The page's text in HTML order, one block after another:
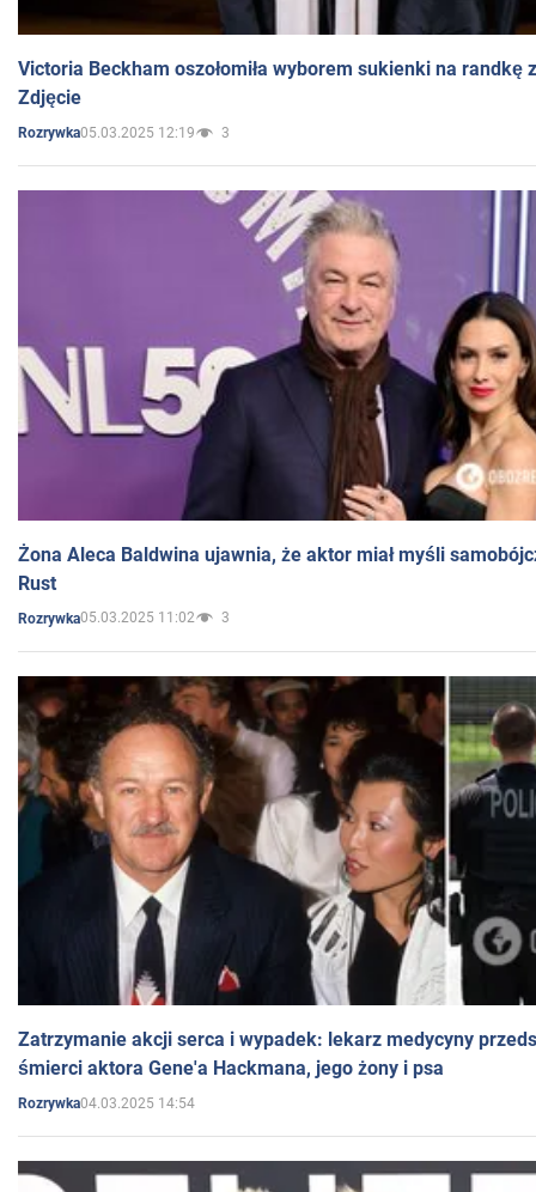
Victoria Beckham oszołomiła wyborem sukienki na randkę
Zdjęcie
Rozrywka05.03.2025 12:19 3
Żona Aleca Baldwina ujawnia, że aktor miał myśli
Rust
Rozrywka05.03.2025 11:02 3
Zatrzymanie akcji serca i wypadek: lekarz medycyny
śmierci aktora Gene'a Hackmana, jego żony i psa
Rozrywka04.03.2025 14:54